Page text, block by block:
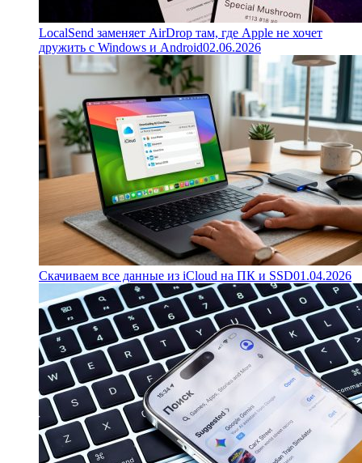
LocalSend заменяет AirDrop там, где Apple не хочет
дружить с Windows и Android02.06.2026
Скачиваем все данные из iCloud на ПК и SSD01.04.2026